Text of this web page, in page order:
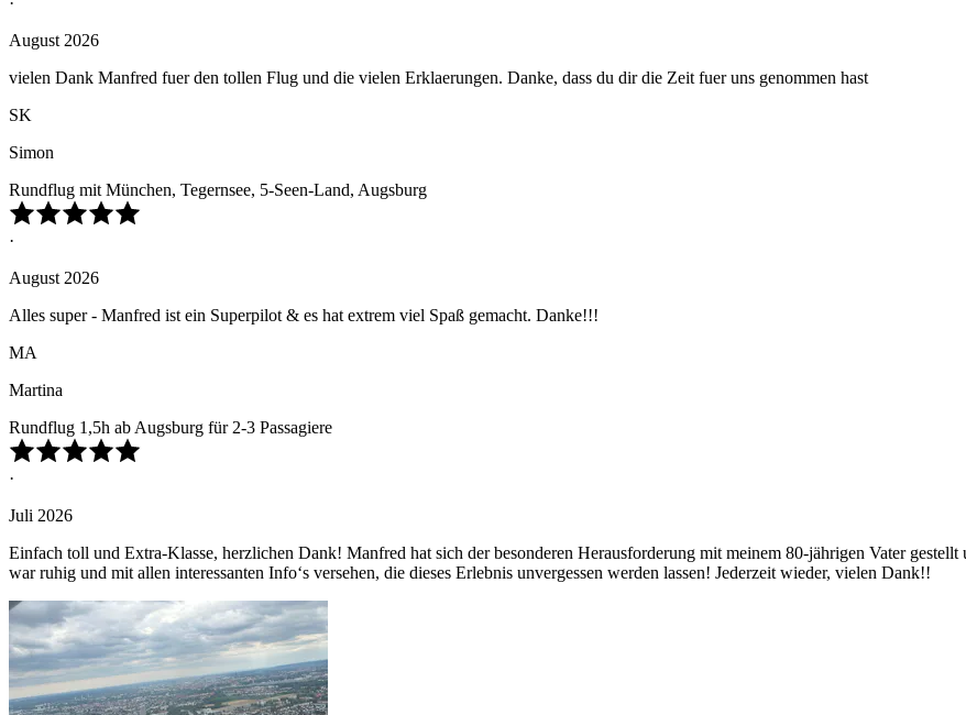
August 2026
vielen Dank Manfred fuer den tollen Flug und die vielen Erklaerungen. Danke, dass du dir die Zeit fuer uns genommen hast
SK
Simon
Rundflug mit München, Tegernsee, 5-Seen-Land, Augsburg
·
August 2026
Alles super - Manfred ist ein Superpilot & es hat extrem viel Spaß gemacht. Danke!!!
MA
Martina
Rundflug 1,5h ab Augsburg für 2-3 Passagiere
·
Juli 2026
Einfach toll und Extra-Klasse, herzlichen Dank! Manfred hat sich der besonderen Herausforderung mit meinem 80-jährigen Vater
war ruhig und mit allen interessanten Info‘s versehen, die dieses Erlebnis unvergessen werden lassen! Jederzeit wieder, vielen Dank!!